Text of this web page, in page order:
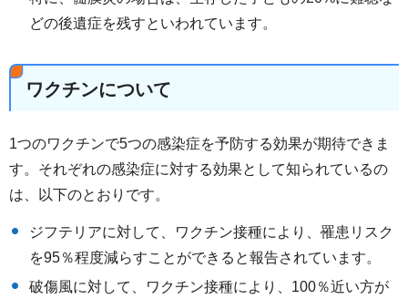
どの後遺症を残すといわれています。
ワクチンについて
1つのワクチンで5つの感染症を予防する効果が期待できま
す。それぞれの感染症に対する効果として知られているの
は、以下のとおりです。
ジフテリアに対して、ワクチン接種により、罹患リスク
を95％程度減らすことができると報告されています。
破傷風に対して、ワクチン接種により、100％近い方が